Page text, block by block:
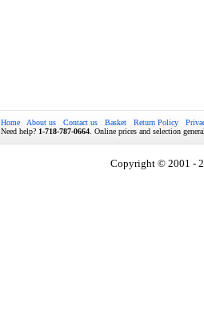
Home About us Contact us Basket Return Policy
Need help? 1-718-787-0664 . Online prices and selection
Copyright © 2001 -